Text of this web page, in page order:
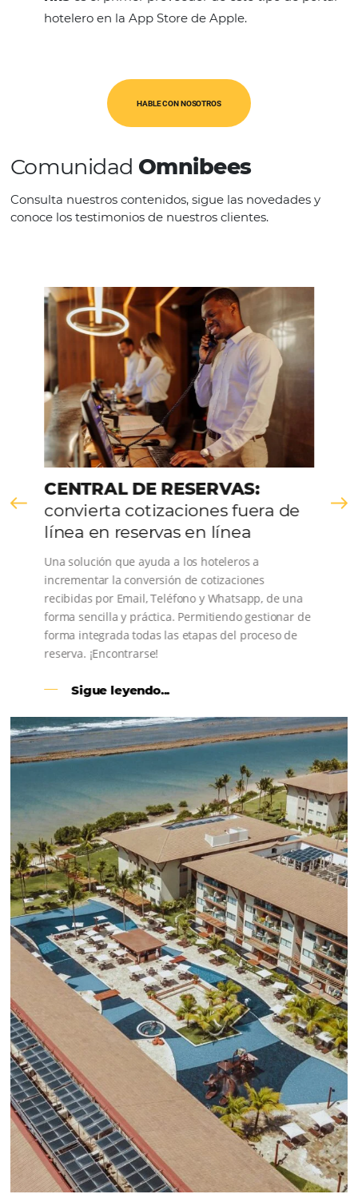
Características
HRSes el primer proveedor de este tipo de
HABLE CON NOSOTROS
ComunidadOmnibees
Consulta nuestros contenidos, sigue las
conoce los testimonios de nuestros clientes.
CENTRAL DE RESERVAS:
convierta cotizaciones fuera de
línea en reservas en línea
Una solución que ayuda a los hoteleros a
incrementar la conversión de cotizaciones
recibidas por Email, Teléfono y Whatsapp, de una
forma sencilla y práctica. Permitiendo gestionar
forma integrada todas las etapas del proceso de
reserva. ¡Encontrarse!
Sigue leyendo...